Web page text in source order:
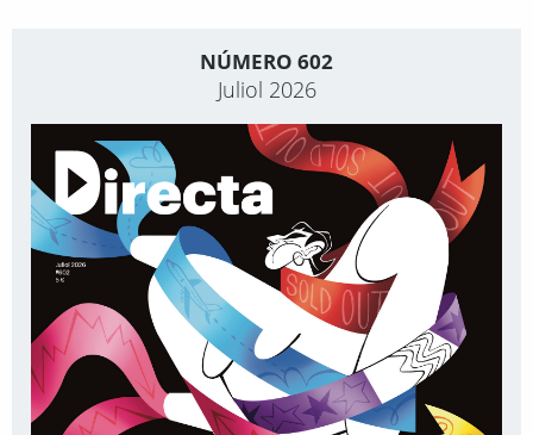
NÚMERO 602
Juliol 2026